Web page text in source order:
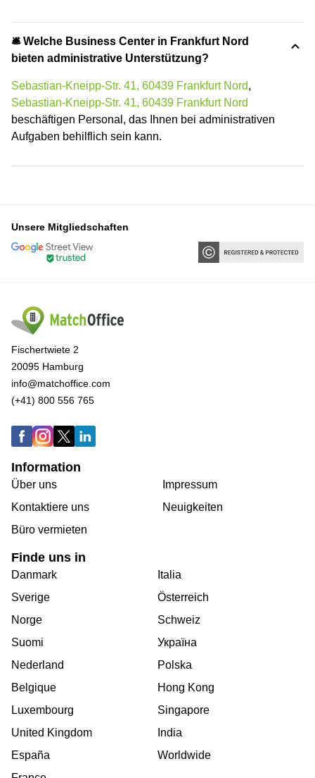
🛎 Welche Business Center in Frankfurt Nord
bieten administrative Unterstützung?
Sebastian-Kneipp-Str. 41, 60439 Frankfurt Nord,
Sebastian-Kneipp-Str. 41, 60439 Frankfurt Nord
beschäftigen Personal, das Ihnen bei administrativen
Aufgaben behilflich sein kann.
Unsere Mitgliedschaften
Fischertwiete 2
20095 Hamburg
info@matchoffice.com
(+41) 800 556 765
Information
Über uns
Kontaktiere uns
Büro vermieten
Impressum
Neuigkeiten
Finde uns in
Danmark
Sverige
Norge
Suomi
Nederland
Belgique
Luxembourg
United Kingdom
España
Italia
Österreich
Schweiz
Україна
Polska
Hong Kong
Singapore
India
Worldwide